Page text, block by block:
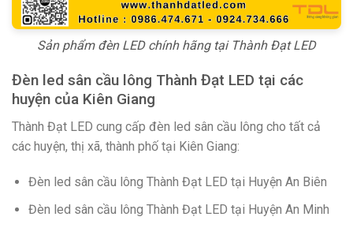
Sản phẩm đèn LED chính hãng tại Thành Đạt LED
Đèn led sân cầu lông Thành Đạt LED tại các
huyện của Kiên Giang
Thành Đạt LED cung cấp đèn led sân cầu lông cho tất cả
các huyện, thị xã, thành phố tại Kiên Giang:
Đèn led sân cầu lông Thành Đạt LED tại Huyện An Biên
Đèn led sân cầu lông Thành Đạt LED tại Huyện An Minh